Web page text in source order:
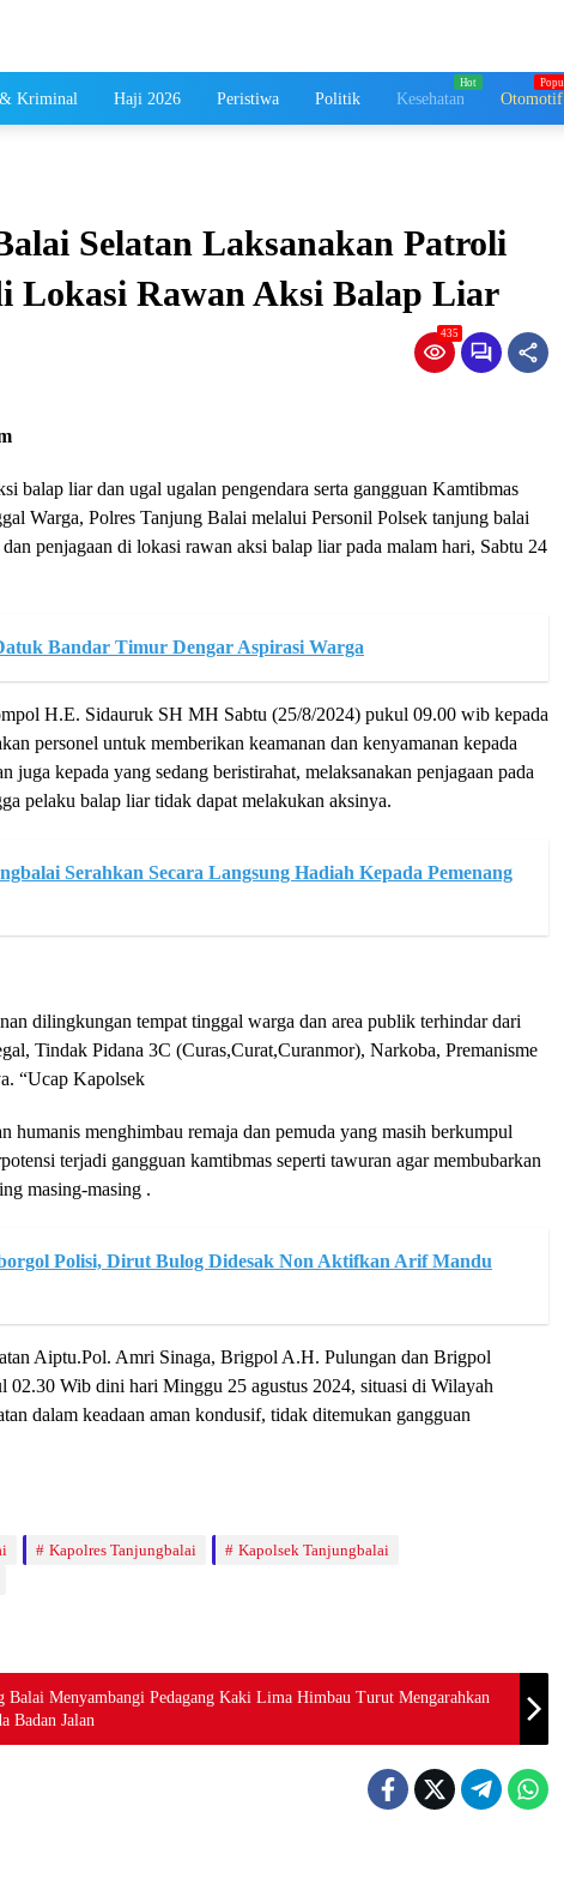
Kriminal Haji 2026 Peristiwa Politik Kesehatan Otomotif
Selatan Laksanakan Patroli
Lokasi Rawan Aksi Balap Liar
435
balap liar dan ugal ugalan pengendara serta gangguan Kamtibmas
Warga, Polres Tanjung Balai melalui Personil Polsek tanjung balai
penjagaan di lokasi rawan aksi balap liar pada malam hari, Sabtu 24
Bandar Timur Dengar Aspirasi Warga
H.E. Sidauruk SH MH Sabtu (25/8/2024) pukul 09.00 wib kepada
personel untuk memberikan keamanan dan kenyamanan kepada
juga kepada yang sedang beristirahat, melaksanakan penjagaan pada
pelaku balap liar tidak dapat melakukan aksinya.
Serahkan Secara Langsung Hadiah Kepada Pemenang
dilingkungan tempat tinggal warga dan area publik terhindar dari
Tindak Pidana 3C (Curas,Curat,Curanmor), Narkoba, Premanisme
“Ucap Kapolsek
humanis menghimbau remaja dan pemuda yang masih berkumpul
terjadi gangguan kamtibmas seperti tawuran agar membubarkan
masing-masing .
Polisi, Dirut Bulog Didesak Non Aktifkan Arif Mandu
Aiptu.Pol. Amri Sinaga, Brigpol A.H. Pulungan dan Brigpol
02.30 Wib dini hari Minggu 25 agustus 2024, situasi di Wilayah
dalam keadaan aman kondusif, tidak ditemukan gangguan
Kapolres Tanjungbalai
Kapolsek Tanjungbalai
Balai Menyambangi Pedagang Kaki Lima Himbau Turut Mengarahkan
Badan Jalan